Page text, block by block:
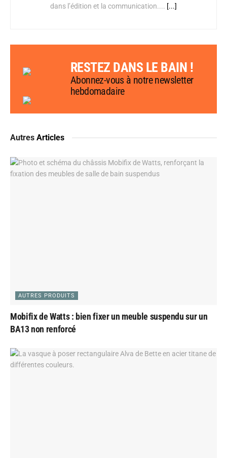
dans l’édition et la communication.... [...]
RESTEZ DANS LE BAIN !
Abonnez-vous à notre newsletter
hebdomadaire
Autres Articles
AUTRES PRODUITS
Mobifix de Watts : bien fixer un meuble suspendu sur un
BA13 non renforcé